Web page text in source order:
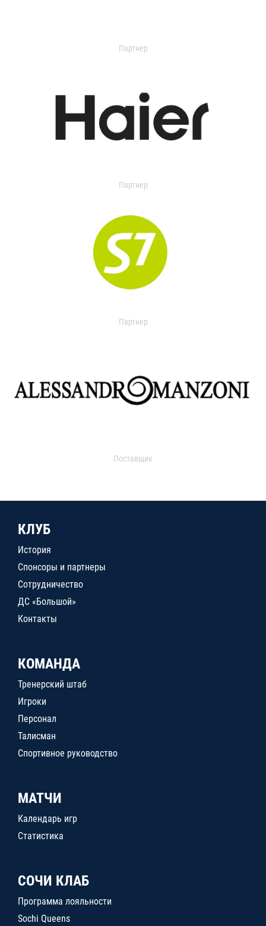
Партнер
Партнер
Партнер
Поставщик
КЛУБ
История
Спонсоры и партнеры
Сотрудничество
ДС «Большой»
Контакты
КОМАНДА
Тренерский штаб
Игроки
Персонал
Талисман
Спортивное руководство
МАТЧИ
Календарь игр
Статистика
СОЧИ КЛАБ
Программа лояльности
Sochi Queens